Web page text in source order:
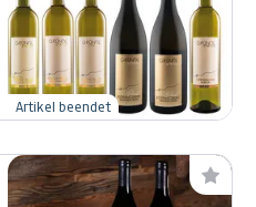
Artikel beendet